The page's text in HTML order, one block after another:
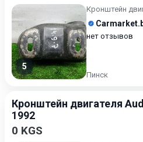
5
Кронштейн
нет отзывов
Пинск
Кронштейн двигателя
1992
0 KGS